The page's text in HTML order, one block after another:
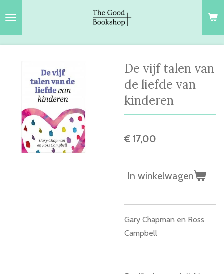
De vijf talen van
de liefde van
kinderen
€ 17,00
In winkelwagen
Gary Chapman en Ross
Campbell